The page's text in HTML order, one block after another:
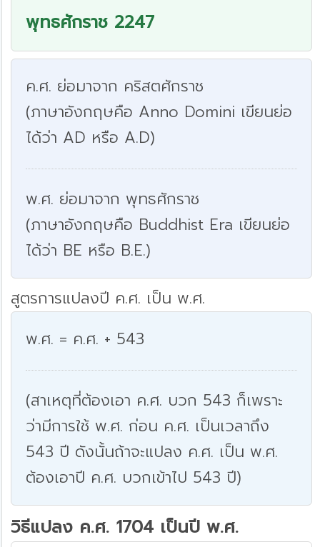
พุทธศักราช 2247
ค.ศ. ย่อมาจาก คริสตศักราช
(ภาษาอังกฤษคือ Anno Domini เขียนย่อ
ได้ว่า AD หรือ A.D)
พ.ศ. ย่อมาจาก พุทธศักราช
(ภาษาอังกฤษคือ Buddhist Era เขียนย่อ
ได้ว่า BE หรือ B.E.)
สูตรการแปลงปี ค.ศ. เป็น พ.ศ.
พ.ศ. = ค.ศ. + 543
(สาเหตุที่ต้องเอา ค.ศ. บวก 543 ก็เพราะ
ว่ามีการใช้ พ.ศ. ก่อน ค.ศ. เป็นเวลาถึง
543 ปี ดังนั้นถ้าจะแปลง ค.ศ. เป็น พ.ศ.
ต้องเอาปี ค.ศ. บวกเข้าไป 543 ปี)
วิธีแปลง ค.ศ. 1704 เป็นปี พ.ศ.